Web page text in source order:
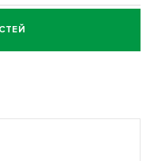
Новосибирской